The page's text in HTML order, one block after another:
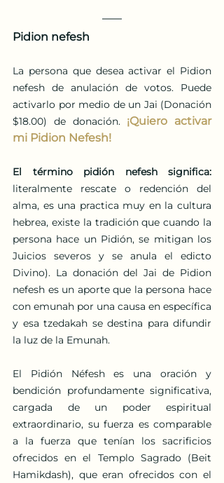
Pidion nefesh
La persona que desea activar el Pidion
nefesh de anulación de votos. Puede
activarlo por medio de un Jai (Donación
$18.00) de donación. ¡Quiero activar
mi Pidion Nefesh!
literalmente rescate o redención del
alma, es una practica muy en la cultura
hebrea, existe la tradición que cuando la
persona hace un Pidión, se mitigan los
Juicios severos y se anula el edicto
Divino). La donación del Jai de Pidion
nefesh es un aporte que la persona hace
con emunah por una causa en específica
y esa tzedakah se destina para difundir
la luz de la Emunah.
El Pidión Néfesh es una oración y
bendición profundamente significativa,
cargada de un poder espiritual
extraordinario, su fuerza es comparable
a la fuerza que tenían los sacrificios
ofrecidos en el Templo Sagrado (Beit
Hamikdash), que eran ofrecidos con el